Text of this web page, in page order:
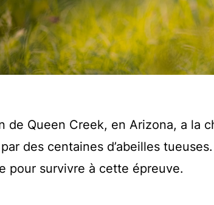
de Queen Creek, en Arizona, a la
des centaines d’abeilles
pour survivre à cette épreuve.